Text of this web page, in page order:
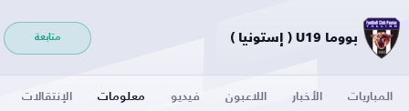
بووما U19 ( إستونيا ) متابعة
المباريات الأخبار اللاعبون فيديو معلومات الإنتقالات